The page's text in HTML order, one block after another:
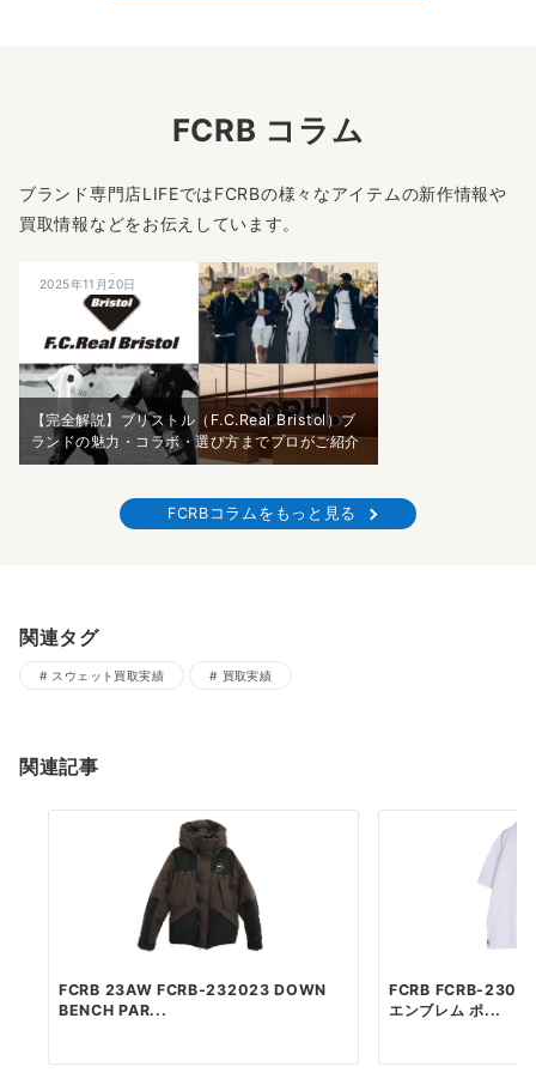
FCRB コラム
ブランド専門店LIFEではFCRBの様々なアイテムの新作情報や
買取情報などをお伝えしています。
【完全解説】ブリストル（F.C.Real Bristol）ブ
ランドの魅力・コラボ・選び方までプロがご紹介
2025年11月20日
FCRBコラムをもっと見る
関連タグ
スウェット買取実績 買取実績
関連記事
FCRB 23AW FCRB-232023 DOWN
BENCH PAR...
FCRB FCRB-
エンブレム ポ...